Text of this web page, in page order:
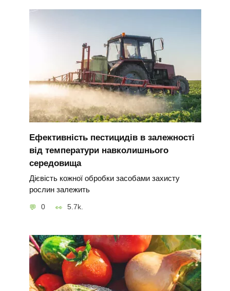
Ефективність пестицидів в залежності
від температури навколишнього
середовища
Дієвість кожної обробки засобами захисту
рослин залежить
0 5.7k.